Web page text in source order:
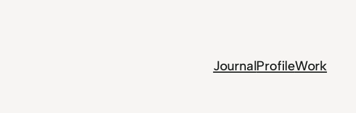
JournalProfileWork